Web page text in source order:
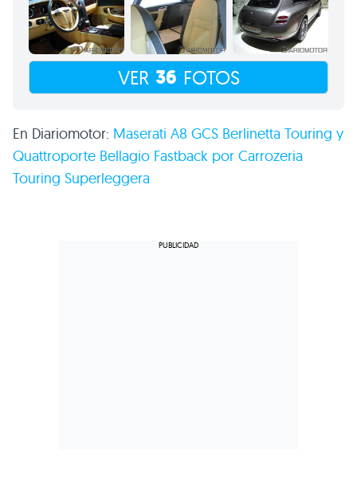
VER 36 FOTOS
En Diariomotor: Maserati A8 GCS Berlinetta Touring y
Quattroporte Bellagio Fastback por Carrozeria
Touring Superleggera